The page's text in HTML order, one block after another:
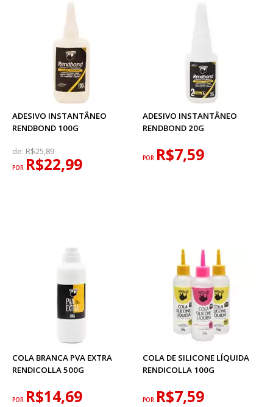
ADESIVO INSTANTÂNEO
RENDBOND 100G
de: R$25,89
POR R$22,99
ADESIVO INSTANTÂNEO
RENDBOND 20G
POR R$7,59
COLA BRANCA PVA EXTRA
RENDICOLLA 500G
POR R$14,69
COLA DE SILICONE LÍQUIDA
RENDICOLLA 100G
POR R$7,59